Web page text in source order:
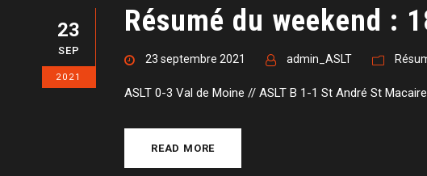
23
SEP
2021
Résumé du weekend :
23 septembre 2021 admin_ASLT
ASLT 0-3 Val de Moine // ASLT B 1-1 St André St
READ MORE